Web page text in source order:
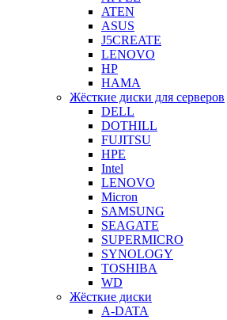
ATEN
ASUS
J5CREATE
LENOVO
HP
HAMA
Жёсткие диски для серверов
DELL
DOTHILL
FUJITSU
HPE
Intel
LENOVO
Micron
SAMSUNG
SEAGATE
SUPERMICRO
SYNOLOGY
TOSHIBA
WD
Жёсткие диски
A-DATA